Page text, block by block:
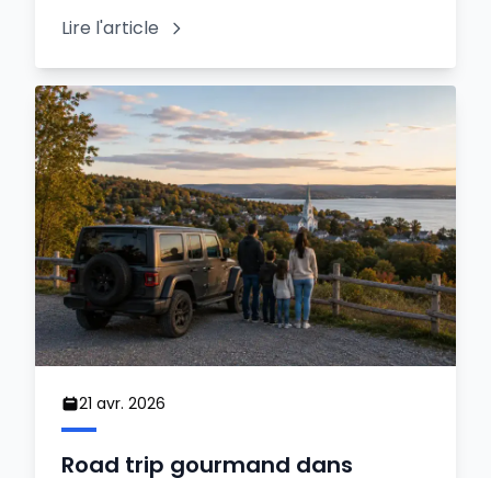
Lire l'article
21 avr. 2026
Road trip gourmand dans